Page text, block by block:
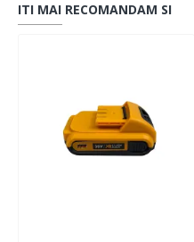
ITI MAI RECOMANDAM SI